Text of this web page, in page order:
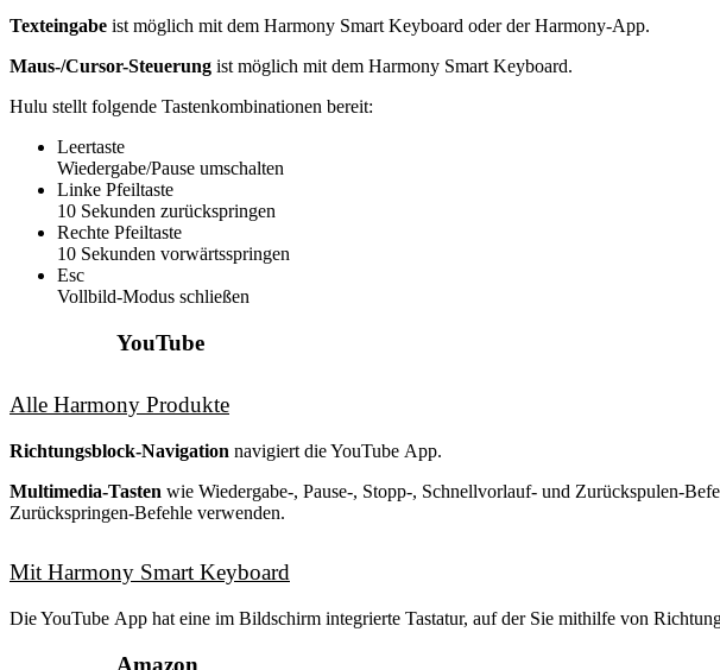
Texteingabe ist möglich mit dem Harmony Smart Keyboard oder der Harmony-App.
Maus-/Cursor-Steuerung ist möglich mit dem Harmony Smart Keyboard.
Hulu stellt folgende Tastenkombinationen bereit:
Leertaste
Wiedergabe/Pause umschalten
Linke Pfeiltaste
10 Sekunden zurückspringen
Rechte Pfeiltaste
10 Sekunden vorwärtsspringen
Esc
Vollbild-Modus schließen
YouTube
Alle Harmony Produkte
Richtungsblock-Navigation navigiert die YouTube App.
Multimedia-Tasten wie Wiedergabe-, Pause-, Stopp-, Schnellvorlauf- und Zurückspulen-
Zurückspringen-Befehle verwenden.
Mit Harmony Smart Keyboard
Die YouTube App hat eine im Bildschirm integrierte Tastatur, auf der Sie mithilfe von
Amazon